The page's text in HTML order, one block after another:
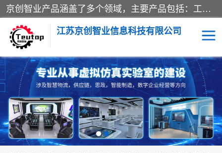
京创智业产品涵盖了多个领域，主要产品包括：工业4.0生产线解决方案，智慧物流综合实训室，教学设备与实验室建设，虚拟仿真实验室等。公司将秉持“创新、执着、诚信、共赢”的理念，以“将服务当作使命”为核心价值观，致力于为客户创造价值，与客户、合作伙伴和员工共同成长。
江苏京创智业信息科技有限公司
VR物流实训 低碳供应链
生产系统仿真 冷链物流
供应链管理 思政